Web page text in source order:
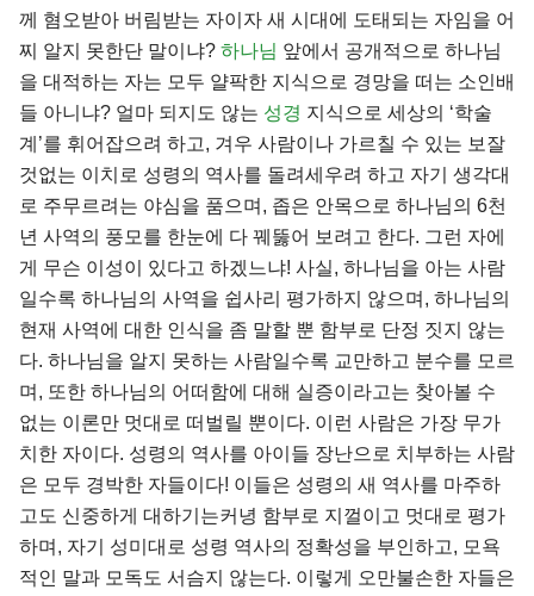
께 혐오받아 버림받는 자이자 새 시대에 도태되는 자임을 어
찌 알지 못한단 말이냐? 하나님 앞에서 공개적으로 하나님
을 대적하는 자는 모두 얄팍한 지식으로 경망을 떠는 소인배
들 아니냐? 얼마 되지도 않는 성경 지식으로 세상의 ‘학술
계’를 휘어잡으려 하고, 겨우 사람이나 가르칠 수 있는 보잘
것없는 이치로 성령의 역사를 돌려세우려 하고 자기 생각대
로 주무르려는 야심을 품으며, 좁은 안목으로 하나님의 6천
년 사역의 풍모를 한눈에 다 꿰뚫어 보려고 한다. 그런 자에
게 무슨 이성이 있다고 하겠느냐! 사실, 하나님을 아는 사람
일수록 하나님의 사역을 쉽사리 평가하지 않으며, 하나님의
현재 사역에 대한 인식을 좀 말할 뿐 함부로 단정 짓지 않는
다. 하나님을 알지 못하는 사람일수록 교만하고 분수를 모르
며, 또한 하나님의 어떠함에 대해 실증이라고는 찾아볼 수
없는 이론만 멋대로 떠벌릴 뿐이다. 이런 사람은 가장 무가
치한 자이다. 성령의 역사를 아이들 장난으로 치부하는 사람
은 모두 경박한 자들이다! 이들은 성령의 새 역사를 마주하
고도 신중하게 대하기는커녕 함부로 지껄이고 멋대로 평가
하며, 자기 성미대로 성령 역사의 정확성을 부인하고, 모욕
적인 말과 모독도 서슴지 않는다. 이렇게 오만불손한 자들은